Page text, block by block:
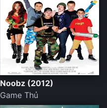
Noobz (2012)
Game Thủ